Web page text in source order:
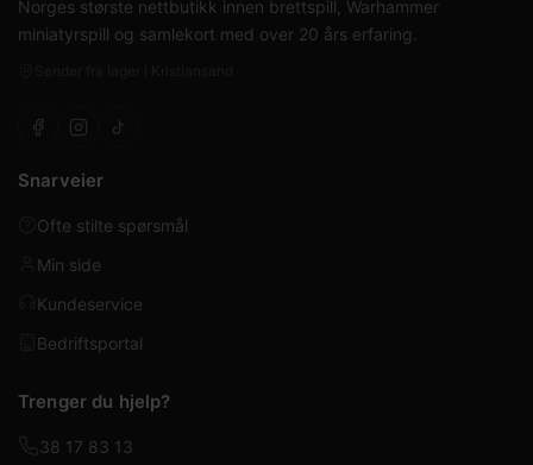
Norges største nettbutikk innen brettspill, Warhammer
miniatyrspill og samlekort med over 20 års erfaring.
Snarveier
Ofte stilte spørsmål
Min side
Kundeservice
Bedriftsportal
Trenger du hjelp?
38 17 83 13